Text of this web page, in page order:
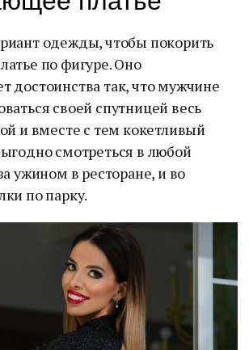
одежды, чтобы покорить
по фигуре. Оно
достоинства так, что мужчине
своей спутницей весь
и вместе с тем кокетливый
смотреться в любой
ужином в ресторане, и во
по парку.